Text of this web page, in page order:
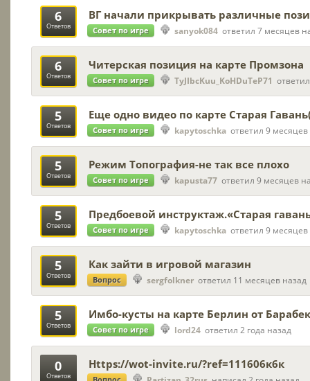
6
Ответов
ВГ начали прикрывать различные
Совет по игре sanyok084 ответил 7 месяцев
6
Ответов
Читерская позиция на карте Промзона
Совет по игре TyJIbcKuu_KoHDuTeP71
5
Ответов
Еще одно видео по карте Старая
Совет по игре kapytoschka ответил 9 месяцев
5
Ответов
Режим Топография-не так все плохо
Совет по игре kapusta77 ответил 9 месяцев
5
Ответов
Предбоевой инструктаж.«Старая
Совет по игре kapytoschka ответил 9 месяцев
5
Ответов
Как зайти в игровой магазин
Вопрос sergfolkner ответил 11 месяцев назад
5
Ответов
Имбо-кусты на карте Берлин от
Совет по игре lord24 ответил 2 года назад
0
Ответов
Https://wot-invite.ru/?ref=111606к6к